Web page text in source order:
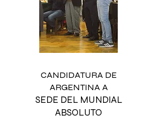
CANDIDATURA DE
ARGENTINA A
SEDE DEL MUNDIAL
ABSOLUTO